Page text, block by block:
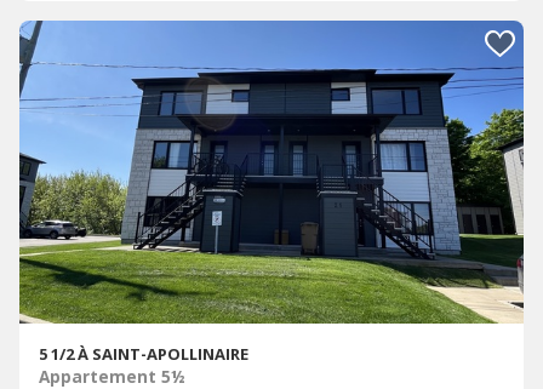
5 1/2 À SAINT-APOLLINAIRE
Appartement 5½